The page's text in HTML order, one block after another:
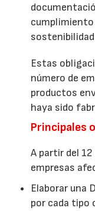
Estas
número de
productos
haya sido
Principales
A partir del
empresas
Elaborar una
por cada tipo